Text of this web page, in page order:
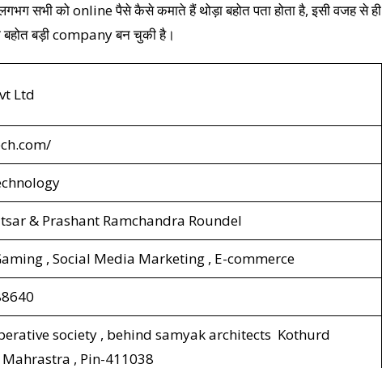
सभी को online पैसे कैसे कमाते हैं थोड़ा बहोत पता होता है, इसी वजह से ही
बड़ी company बन चुकी है।
Ltd
& Prashant Ramchandra Roundel
, Social Media Marketing , E-commerce
society , behind samyak architects Kothurd
, Pin-411038